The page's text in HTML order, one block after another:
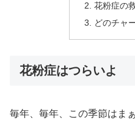
花粉症の
どのチャ
花粉症はつらいよ
毎年、毎年、この季節はま